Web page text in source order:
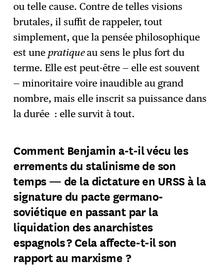
ou telle cause. Contre de telles visions
brutales, il suffit de rappeler, tout
simplement, que la pensée philosophique
est une pratiqueau sens le plus fort du
terme. Elle est peut-être — elle est souvent
— minoritaire voire inaudible au grand
nombre, mais elle inscrit sa puissance dans
la durée : elle survit à tout.
Comment Benjamin a-t-il vécu les
errements du stalinisme de son
temps — de la dictature en URSS à la
signature du pacte germano-
soviétique en passant par la
liquidation des anarchistes
espagnols ? Cela affecte-t-il son
rapport au marxisme ?